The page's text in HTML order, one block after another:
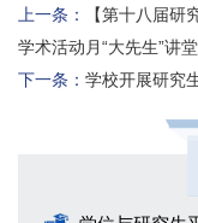
上一条：
【第十八届
学术活动月“大先生”讲
下一条： 学校开展研究